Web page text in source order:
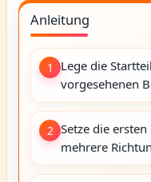
Anleitung
1
Lege die
vorgesehenen
2 Setze die
mehrere